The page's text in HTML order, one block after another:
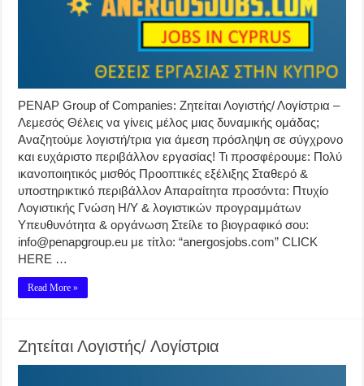
PENAP Group of Companies: Ζητείται Λογιστής/ Λογίστρια –
Λεμεσός Θέλεις να γίνεις μέλος μιας δυναμικής ομάδας;
Αναζητούμε λογιστή/τρια για άμεση πρόσληψη σε σύγχρονο
και ευχάριστο περιβάλλον εργασίας! Τι προσφέρουμε: Πολύ
ικανοποιητικός μισθός Προοπτικές εξέλιξης Σταθερό &
υποστηρικτικό περιβάλλον Απαραίτητα προσόντα: Πτυχίο
Λογιστικής Γνώση Η/Υ & λογιστικών προγραμμάτων
Υπευθυνότητα & οργάνωση Στείλε το βιογραφικό σου:
info@penapgroup.eu με τίτλο: “anergosjobs.com” CLICK
HERE …
Read More »
Ζητείται Λογιστής/ Λογίστρια